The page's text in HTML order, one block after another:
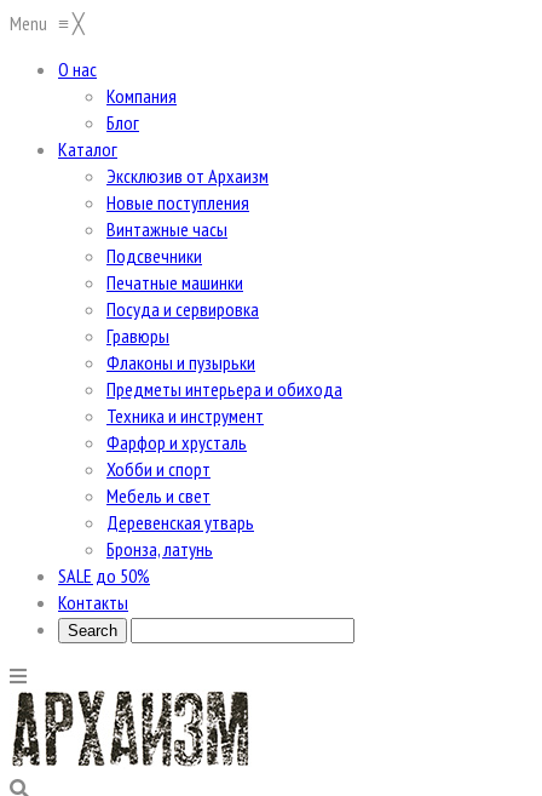
Menu ≡╳
О нас
Компания
Блог
Каталог
Эксклюзив от Архаизм
Новые поступления
Винтажные часы
Подсвечники
Печатные машинки
Посуда и сервировка
Гравюры
Флаконы и пузырьки
Предметы интерьера и обихода
Техника и инструмент
Фарфор и хрусталь
Хобби и спорт
Мебель и свет
Деревенская утварь
Бронза, латунь
SALE до 50%
Контакты